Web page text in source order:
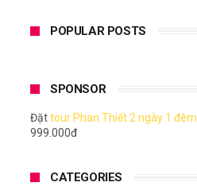
POPULAR POSTS
SPONSOR
Đặttour Phan Thiết 2 ngày 1 đêm
999.000đ
CATEGORIES